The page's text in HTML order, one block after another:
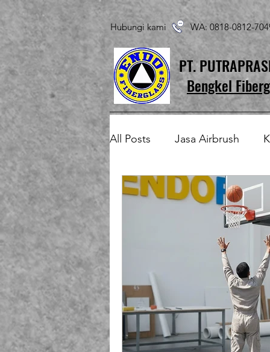
Hubungi kami WA: 0818-0812-
Bengkel
PT.
All Posts Jasa Airbrush
Produk Fiberglass Custom
Patung Fiberglass
Playground Fiberglass
Life Jacket Box Storage